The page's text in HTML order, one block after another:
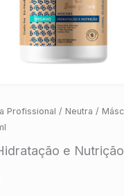
Profissional / Neutra /
e